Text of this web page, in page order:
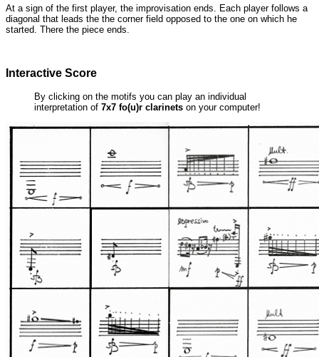
At a sign of the first player, the improvisation ends. Each player follows a
diagonal that leads the the corner field opposed to the one on which he
started. There the piece ends.
Interactive Score
By clicking on the motifs you can play an individual
interpretation of 7x7 fo(u)r clarinets on your computer!